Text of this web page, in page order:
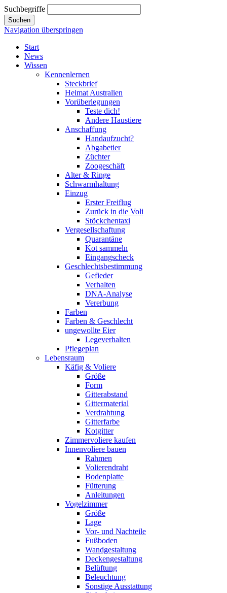
Suchbegriffe
Suchen
Navigation überspringen
Start
News
Wissen
Kennenlernen
Steckbrief
Heimat Australien
Vorüberlegungen
Teste dich!
Andere Haustiere
Anschaffung
Handaufzucht?
Abgabetier
Züchter
Zoogeschäft
Alter & Ringe
Schwarmhaltung
Einzug
Erster Freiflug
Zurück in die Voli
Stöckchentaxi
Vergesellschaftung
Quarantäne
Kot sammeln
Eingangscheck
Geschlechtsbestimmung
Gefieder
Verhalten
DNA-Analyse
Vererbung
Farben
Farben & Geschlecht
ungewollte Eier
Legeverhalten
Pflegeplan
Lebensraum
Käfig & Voliere
Größe
Form
Gitterabstand
Gittermaterial
Verdrahtung
Gitterfarbe
Kotgitter
Zimmervoliere kaufen
Innenvoliere bauen
Rahmen
Volierendraht
Bodenplatte
Fütterung
Anleitungen
Vogelzimmer
Größe
Lage
Vor- und Nachteile
Fußboden
Wandgestaltung
Deckengestaltung
Belüftung
Beleuchtung
Sonstige Ausstattung